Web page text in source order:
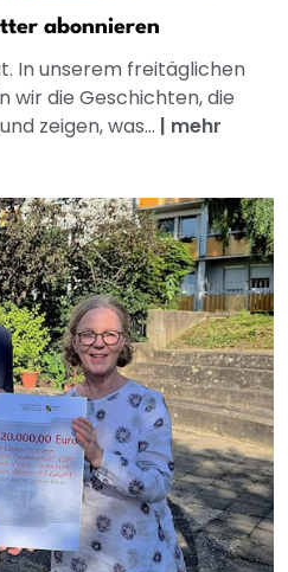
abonnieren
In unserem freitäglichen
wir die Geschichten, die
zeigen, was... | mehr